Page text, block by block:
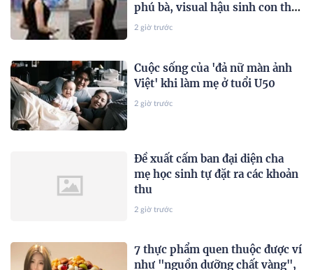
phú bà, visual hậu sinh con thứ
2 gây chú ý
2 giờ trước
Cuộc sống của 'đả nữ màn ảnh
Việt' khi làm mẹ ở tuổi U50
2 giờ trước
Đề xuất cấm ban đại diện cha
mẹ học sinh tự đặt ra các khoản
thu
2 giờ trước
7 thực phẩm quen thuộc được ví
như "nguồn dưỡng chất vàng",